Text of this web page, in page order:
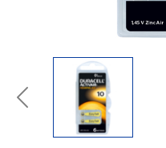
Previous